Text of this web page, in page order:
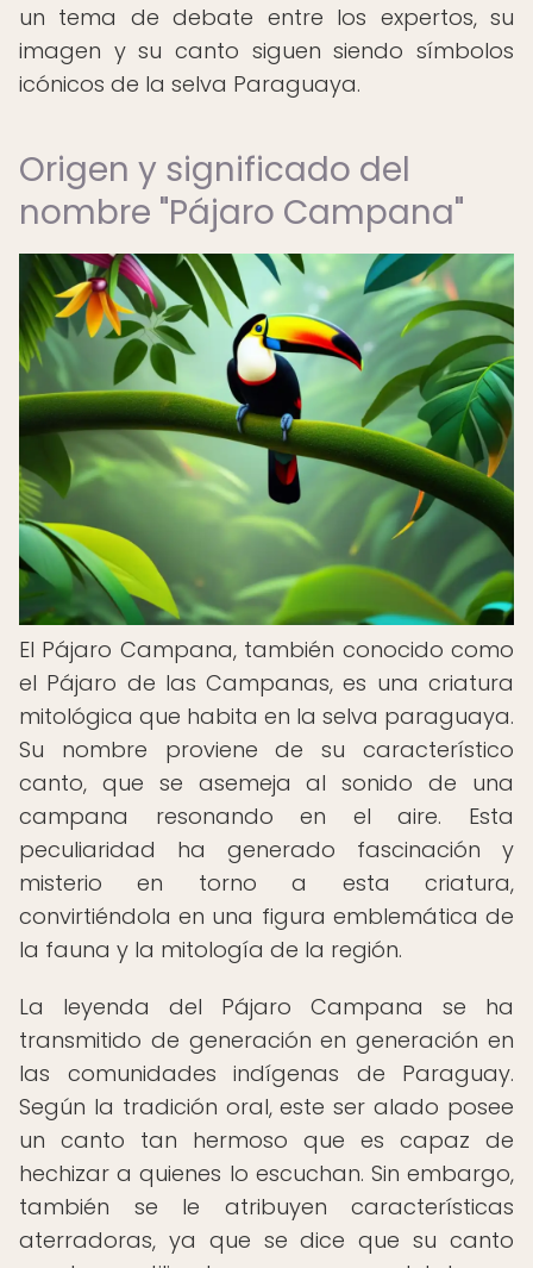
un tema de debate entre los expertos, su
imagen y su canto siguen siendo símbolos
icónicos de la selva Paraguaya.
Origen y significado del
nombre "Pájaro Campana"
El Pájaro Campana, también conocido como
el Pájaro de las Campanas, es una criatura
mitológica que habita en la selva paraguaya.
Su nombre proviene de su característico
canto, que se asemeja al sonido de una
campana resonando en el aire. Esta
peculiaridad ha generado fascinación y
misterio en torno a esta criatura,
convirtiéndola en una figura emblemática de
la fauna y la mitología de la región.
La leyenda del Pájaro Campana se ha
transmitido de generación en generación en
las comunidades indígenas de Paraguay.
Según la tradición oral, este ser alado posee
un canto tan hermoso que es capaz de
hechizar a quienes lo escuchan. Sin embargo,
también se le atribuyen características
aterradoras, ya que se dice que su canto